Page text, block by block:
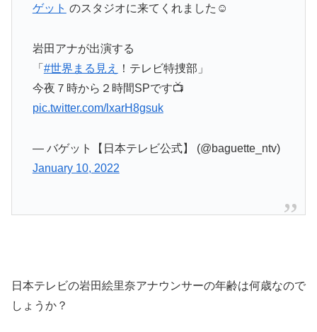
ゲット のスタジオに来てくれました☺️
岩田アナが出演する
「 #世界まる見え
！テレビ特捜部」
今夜７時から２時間SPです📺
pic.twitter.com/lxarH8gsuk
— バゲット【日本テレビ公式】 (@baguette_ntv)
January 10, 2022
日本テレビの岩田絵里奈アナウンサーの年齢は何歳なので
しょうか？